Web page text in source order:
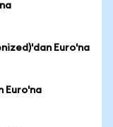
Euro'na
Euro'na